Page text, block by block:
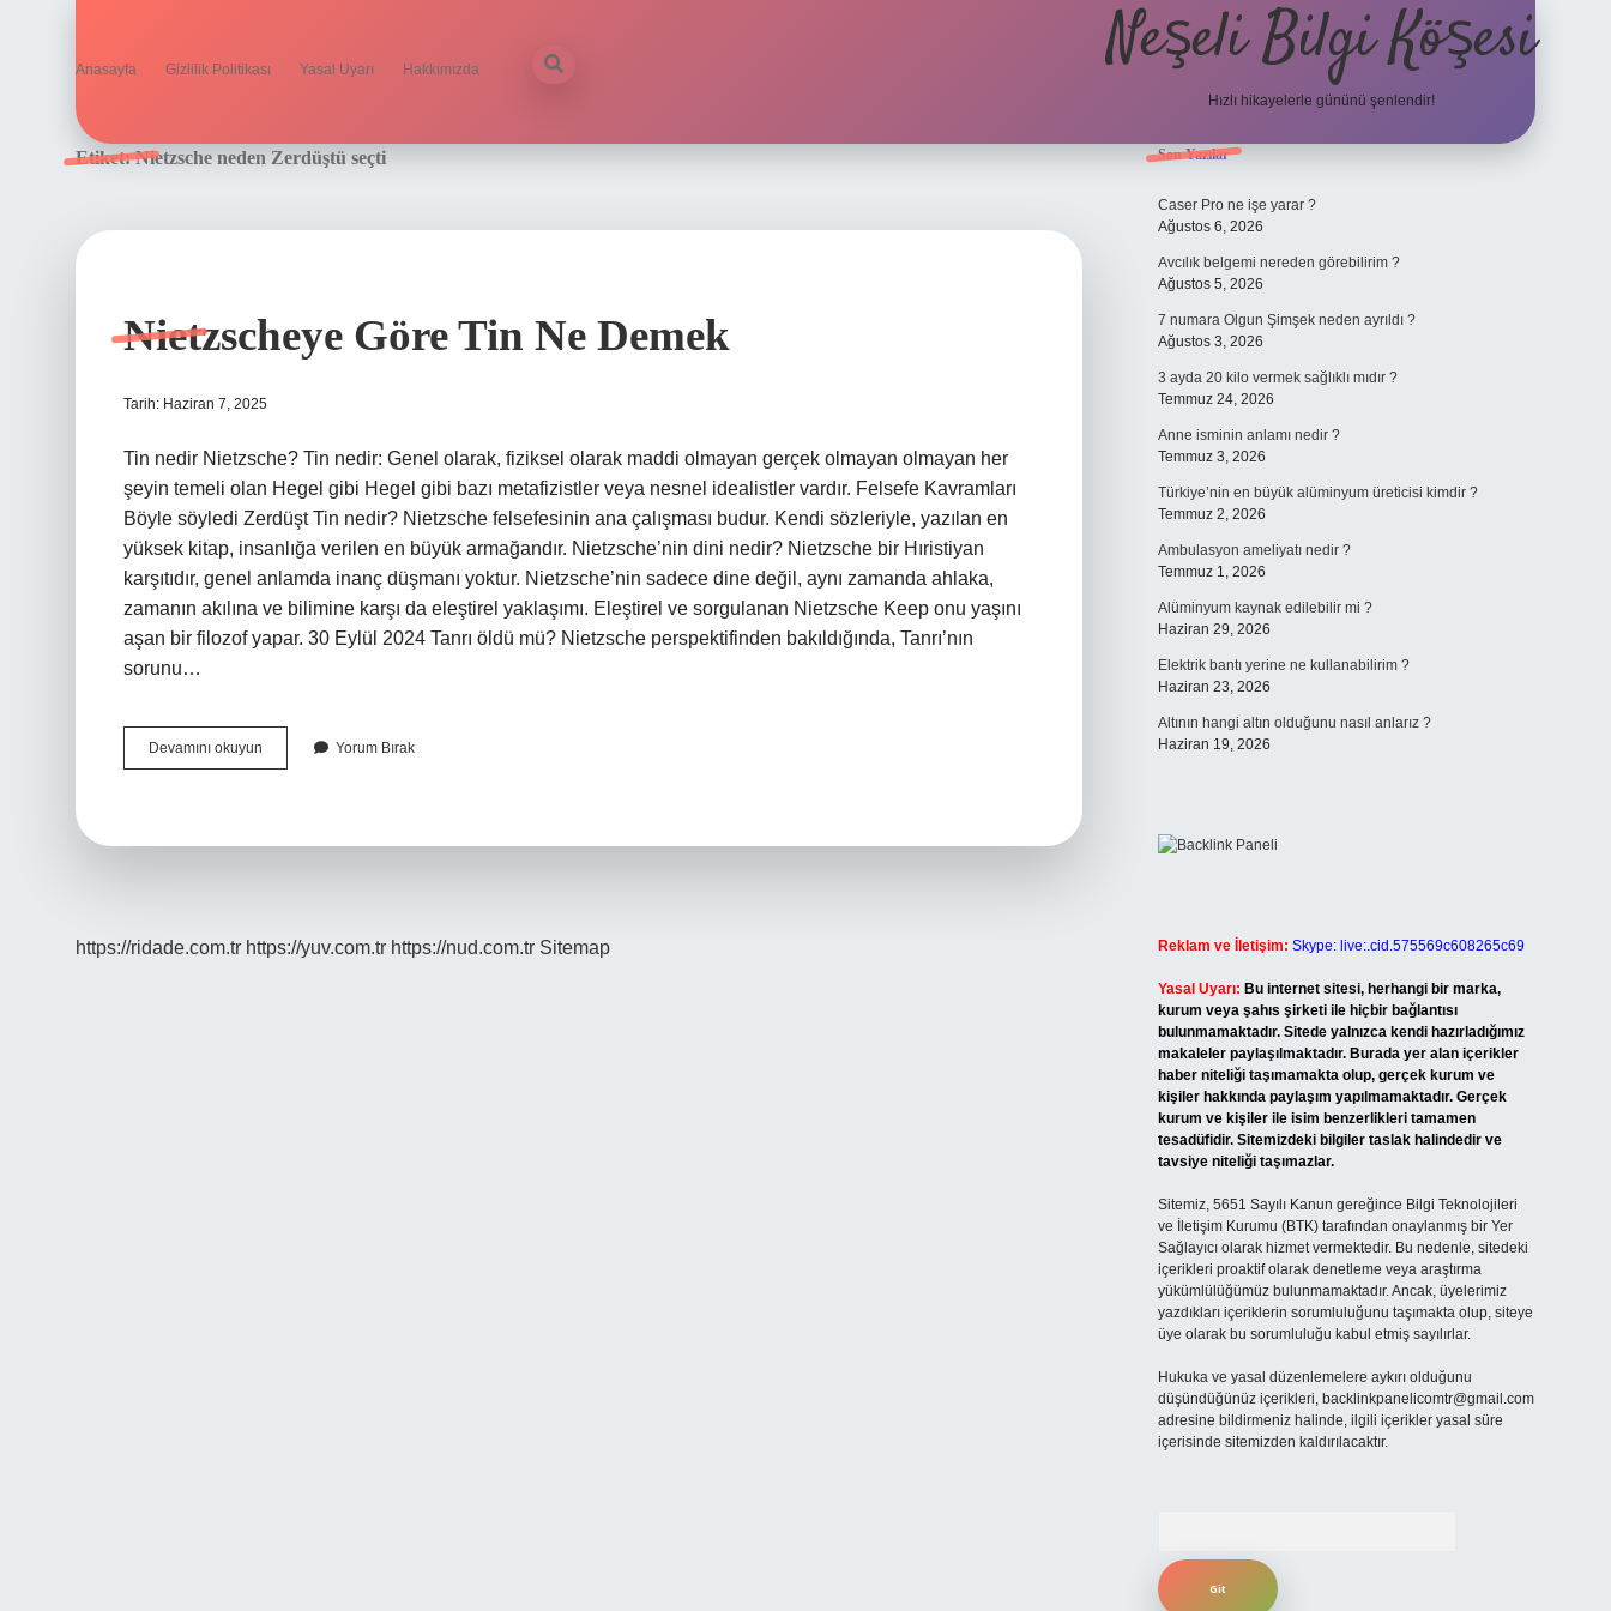
Anasayfa Gizlilik Politikası Yasal Uyarı Hakkımızda Neşeli Bilgi Köşesi
Hızlı hikayelerle gününü şenlendir!
Etiket:Nietzsche neden Zerdüştü seçti
Nietzscheye Göre Tin Ne Demek
Tarih: Haziran 7, 2025
Tin nedir Nietzsche? Tin nedir: Genel olarak, fiziksel olarak maddi olmayan gerçek olmayan olmayan her
şeyin temeli olan Hegel gibi Hegel gibi bazı metafizistler veya nesnel idealistler vardır. Felsefe Kavramları
Böyle söyledi Zerdüşt Tin nedir? Nietzsche felsefesinin ana çalışması budur. Kendi sözleriyle, yazılan en
yüksek kitap, insanlığa verilen en büyük armağandır. Nietzsche’nin dini nedir? Nietzsche bir Hıristiyan
karşıtıdır, genel anlamda inanç düşmanı yoktur. Nietzsche’nin sadece dine değil, aynı zamanda ahlaka,
zamanın akılına ve bilimine karşı da eleştirel yaklaşımı. Eleştirel ve sorgulanan Nietzsche Keep onu yaşını
aşan bir filozof yapar. 30 Eylül 2024 Tanrı öldü mü? Nietzsche perspektifinden bakıldığında, Tanrı’nın
sorunu…
Devamını okuyun Nietzscheye
Göre
Yorum Bırak
https://ridade.com.tr https://yuv.com.tr https://nud.com.tr Sitemap
Sidebar
Son Yazılar
Caser Pro ne işe yarar ?
Ağustos 6, 2026
Avcılık belgemi nereden görebilirim ?
Ağustos 5, 2026
7 numara Olgun Şimşek neden ayrıldı ?
Ağustos 3, 2026
3 ayda 20 kilo vermek sağlıklı mıdır ?
Temmuz 24, 2026
Anne isminin anlamı nedir ?
Temmuz 3, 2026
Türkiye’nin en büyük alüminyum üreticisi kimdir ?
Temmuz 2, 2026
Ambulasyon ameliyatı nedir ?
Temmuz 1, 2026
Alüminyum kaynak edilebilir mi ?
Haziran 29, 2026
Elektrik bantı yerine ne kullanabilirim ?
Haziran 23, 2026
Altının hangi altın olduğunu nasıl anlarız ?
Haziran 19, 2026
Reklam ve İletişim: Skype: live:.cid.575569c608265c69
Yasal Uyarı: Bu internet sitesi, herhangi bir marka,
kurum veya şahıs şirketi ile hiçbir bağlantısı
bulunmamaktadır. Sitede yalnızca kendi hazırladığımız
makaleler paylaşılmaktadır. Burada yer alan içerikler
haber niteliği taşımamakta olup, gerçek kurum ve
kişiler hakkında paylaşım yapılmamaktadır. Gerçek
kurum ve kişiler ile isim benzerlikleri tamamen
tesadüfidir. Sitemizdeki bilgiler taslak halindedir ve
tavsiye niteliği taşımazlar.
Sitemiz, 5651 Sayılı Kanun gereğince Bilgi Teknolojileri
ve İletişim Kurumu (BTK) tarafından onaylanmış bir Yer
Sağlayıcı olarak hizmet vermektedir. Bu nedenle, sitedeki
içerikleri proaktif olarak denetleme veya araştırma
yükümlülüğümüz bulunmamaktadır. Ancak, üyelerimiz
yazdıkları içeriklerin sorumluluğunu taşımakta olup, siteye
üye olarak bu sorumluluğu kabul etmiş sayılırlar.
Hukuka ve yasal düzenlemelere aykırı olduğunu
düşündüğünüz içerikleri, backlinkpanelicomtr@gmail.com
adresine bildirmeniz halinde, ilgili içerikler yasal süre
içerisinde sitemizden kaldırılacaktır.